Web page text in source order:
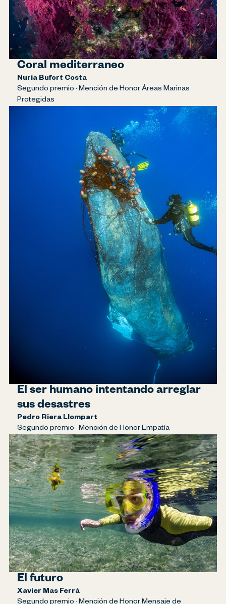
Coral mediterraneo
Nuria Bufort Costa
Segundo premio · Mención de Honor Áreas Marinas
Protegidas
El ser humano intentando arreglar
sus desastres
Pedro Riera Llompart
Segundo premio · Mención de Honor Empatía
El futuro
Xavier Mas Ferrà
Segundo premio · Mención de Honor Mensaje de